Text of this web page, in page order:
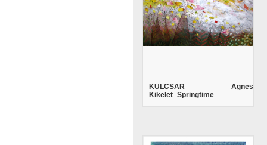
KULCSAR Agnes
Kikelet_Springtime